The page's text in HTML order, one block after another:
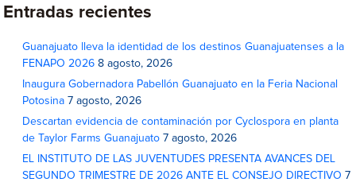
Entradas recientes
Guanajuato lleva la identidad de los destinos Guanajuatenses a la
FENAPO 2026 8 agosto, 2026
Inaugura Gobernadora Pabellón Guanajuato en la Feria Nacional
Potosina 7 agosto, 2026
Descartan evidencia de contaminación por Cyclospora en planta
de Taylor Farms Guanajuato 7 agosto, 2026
EL INSTITUTO DE LAS JUVENTUDES PRESENTA AVANCES DEL
SEGUNDO TRIMESTRE DE 2026 ANTE EL CONSEJO DIRECTIVO 7